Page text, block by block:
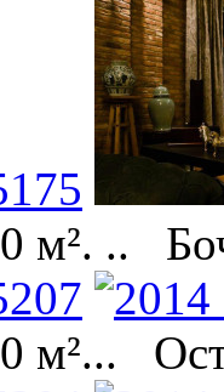
м². ..
м²...